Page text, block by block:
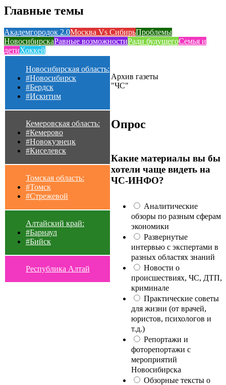
Главные темы
Академгородок 2.0Москва Vs СибирьПроблемы
НовосибирскаРавные возможностиРади будущегоСемья и
детиХоккей
Новосибирская область:
#Новосибирск
#Бердск
#Искитим
Кемеровская область:
#Кемерово
#Новокузнецк
#Киселевск
Томская область:
#Томск
#Стрежевой
Алтайский край:
#Барнаул
#Бийск
Республика Алтай
Архив газеты
"ЧС"
Опрос
Какие материалы вы бы
хотели чаще видеть на
ЧС-ИНФО?
Аналитические
обзоры по разным сферам
экономики
Развернутые
интервью с экспертами в
разных областях знаний
Новости о
происшествиях, ЧС, ДТП,
криминале
Практические советы
для жизни (от врачей,
юристов, психологов и
т.д.)
Репортажи и
фоторепортажи с
мероприятий
Новосибирска
Обзорные тексты о